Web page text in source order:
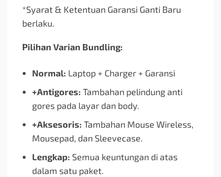
*Syarat & Ketentuan Garansi Ganti Baru
berlaku.
Pilihan Varian Bundling:
Normal: Laptop + Charger + Garansi
+Antigores: Tambahan pelindung anti
gores pada layar dan body.
+Aksesoris: Tambahan Mouse Wireless,
Mousepad, dan Sleevecase.
Lengkap: Semua keuntungan di atas
dalam satu paket.